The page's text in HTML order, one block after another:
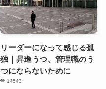
リーダーになって感じる孤
独｜昇進うつ、管理職のう
つにならないために
14543